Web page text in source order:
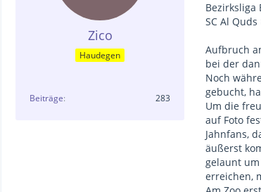
Zico
Haudegen
Beiträge 283
Bezirksliga
SC Al
Aufbruch
bei der
Noch
gebucht,
Um die
auf Foto
Jahnfans,
äußerst
gelaunt
erreichen,